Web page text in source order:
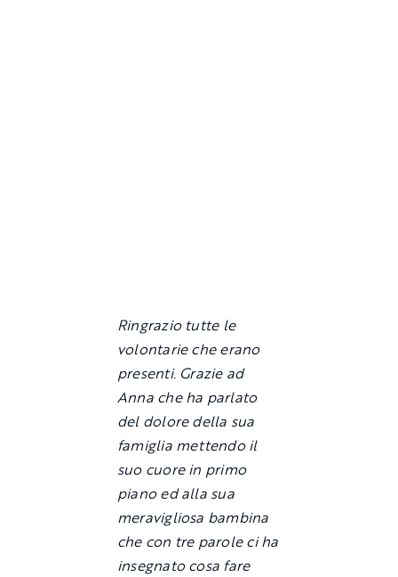
Ringrazio tutte le
volontarie che erano
presenti. Grazie ad
Anna che ha parlato
del dolore della sua
famiglia mettendo il
suo cuore in primo
piano ed alla sua
meravigliosa bambina
che con tre parole ci ha
insegnato cosa fare